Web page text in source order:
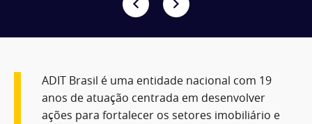
ADIT Brasil é uma entidade nacional com 19
anos de atuação centrada em desenvolver
ações para fortalecer os setores imobiliário e